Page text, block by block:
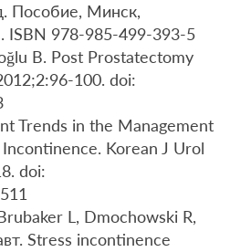
Пособие, Минск,
978-985-499-393-5
B. Post Prostatectomy
100. doi:
Trends in the Management
Korean J Urol
doi:
L, Dmochowski R,
Stress incontinence